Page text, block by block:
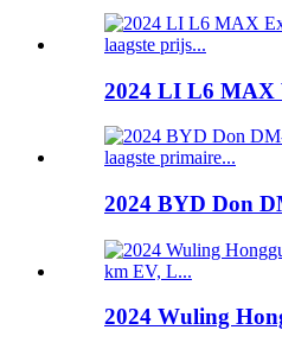
2024 LI L6 MAX
2024 BYD Don
2024 Wuling